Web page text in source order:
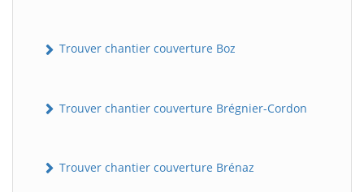
Trouver chantier couverture Boz
Trouver chantier couverture Brégnier-Cordon
Trouver chantier couverture Brénaz